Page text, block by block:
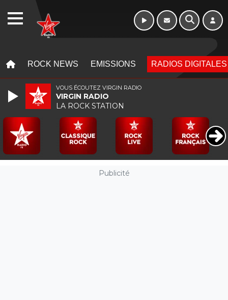
ROCK NEWS EMISSIONS RADIOS DIGITALES
Publicité
VOUS ÉCOUTEZ VIRGIN RADIO
VIRGIN RADIO
LA ROCK STATION
WEBRADIO Morning - 6h à 10h